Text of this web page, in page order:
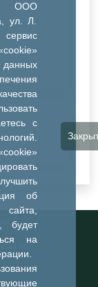
ООО
ул. Л.
с
об
будет
на
на